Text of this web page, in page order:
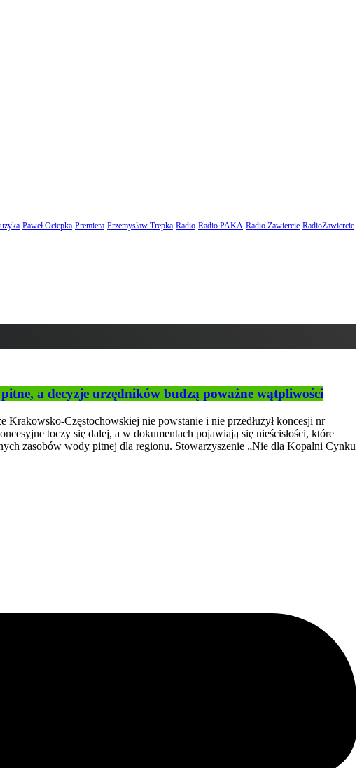
Paweł Ociepka Premiera Przemysław Trepka Radio Radio PAKA Radio Zawiercie RadioZawiercie
a decyzje urzędników budzą poważne wątpliwości
Krakowsko-Częstochowskiej nie powstanie i nie przedłużył koncesji nr
toczy się dalej, a w dokumentach pojawiają się nieścisłości, które
zasobów wody pitnej dla regionu. Stowarzyszenie „Nie dla Kopalni Cynku